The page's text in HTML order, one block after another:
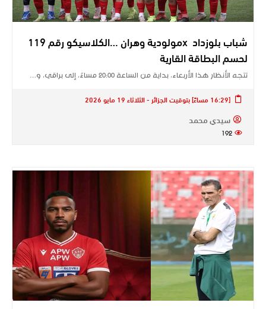
شباب بلوزداد xمولودية وهران …الكلاسيكو رقم 119
لحسم البطاقة القارية
تتجه الأنظار هذا الأربعاء، بداية من الساعة 20:00 مساءً، إلى براقي، و…
[16:29 مساءً] بتوقيت الجزائر - الثلاثاء 19 مايو 2026
سيدي محمد
192